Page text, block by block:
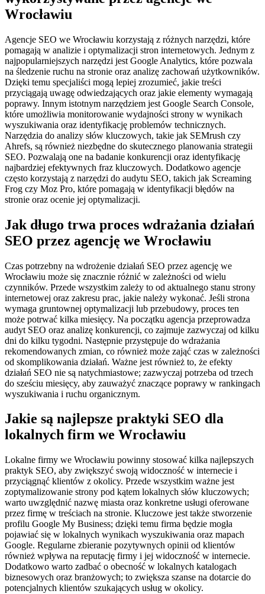
Wrocławiu
Agencje SEO we Wrocławiu korzystają z różnych narzędzi, które
pomagają w analizie i optymalizacji stron internetowych. Jednym z
najpopularniejszych narzędzi jest Google Analytics, które pozwala
na śledzenie ruchu na stronie oraz analizę zachowań użytkowników.
Dzięki temu specjaliści mogą lepiej zrozumieć, jakie treści
przyciągają uwagę odwiedzających oraz jakie elementy wymagają
poprawy. Innym istotnym narzędziem jest Google Search Console,
które umożliwia monitorowanie wydajności strony w wynikach
wyszukiwania oraz identyfikację problemów technicznych.
Narzędzia do analizy słów kluczowych, takie jak SEMrush czy
Ahrefs, są również niezbędne do skutecznego planowania strategii
SEO. Pozwalają one na badanie konkurencji oraz identyfikację
najbardziej efektywnych fraz kluczowych. Dodatkowo agencje
często korzystają z narzędzi do audytu SEO, takich jak Screaming
Frog czy Moz Pro, które pomagają w identyfikacji błędów na
stronie oraz ocenie jej optymalizacji.
Jak długo trwa proces wdrażania działań
SEO przez agencję we Wrocławiu
Czas potrzebny na wdrożenie działań SEO przez agencję we
Wrocławiu może się znacznie różnić w zależności od wielu
czynników. Przede wszystkim zależy to od aktualnego stanu strony
internetowej oraz zakresu prac, jakie należy wykonać. Jeśli strona
wymaga gruntownej optymalizacji lub przebudowy, proces ten
może potrwać kilka miesięcy. Na początku agencja przeprowadza
audyt SEO oraz analizę konkurencji, co zajmuje zazwyczaj od kilku
dni do kilku tygodni. Następnie przystępuje do wdrażania
rekomendowanych zmian, co również może zająć czas w zależności
od skomplikowania działań. Ważne jest również to, że efekty
działań SEO nie są natychmiastowe; zazwyczaj potrzeba od trzech
do sześciu miesięcy, aby zauważyć znaczące poprawy w rankingach
wyszukiwania i ruchu organicznym.
Jakie są najlepsze praktyki SEO dla
lokalnych firm we Wrocławiu
Lokalne firmy we Wrocławiu powinny stosować kilka najlepszych
praktyk SEO, aby zwiększyć swoją widoczność w internecie i
przyciągnąć klientów z okolicy. Przede wszystkim ważne jest
zoptymalizowanie strony pod kątem lokalnych słów kluczowych;
warto uwzględnić nazwę miasta oraz konkretne usługi oferowane
przez firmę w treściach na stronie. Kluczowe jest także stworzenie
profilu Google My Business; dzięki temu firma będzie mogła
pojawiać się w lokalnych wynikach wyszukiwania oraz mapach
Google. Regularne zbieranie pozytywnych opinii od klientów
również wpływa na reputację firmy i jej widoczność w internecie.
Dodatkowo warto zadbać o obecność w lokalnych katalogach
biznesowych oraz branżowych; to zwiększa szanse na dotarcie do
potencjalnych klientów szukających usług w okolicy.